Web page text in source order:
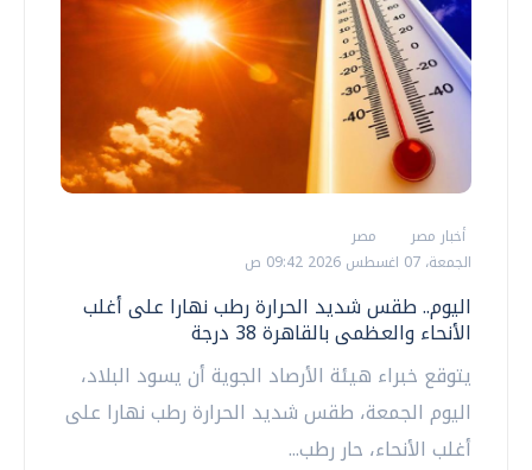
أخبار مصر
مصر
الجمعة، 07 اغسطس 2026 09:42 ص
اليوم.. طقس شديد الحرارة رطب نهارا على أغلب
الأنحاء والعظمى بالقاهرة 38 درجة
يتوقع خبراء هيئة الأرصاد الجوية أن يسود البلاد،
اليوم الجمعة، طقس شديد الحرارة رطب نهارا على
أغلب الأنحاء، حار رطب...